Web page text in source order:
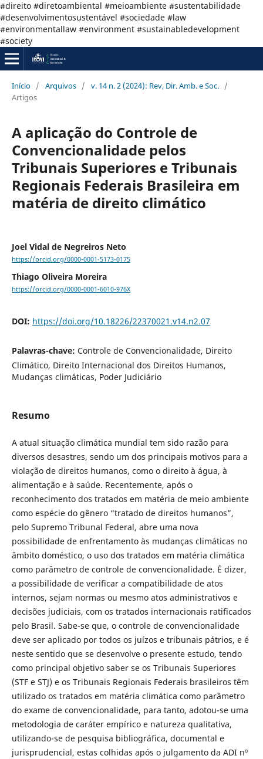
#direito #diretoambiental #meioambiente #sustentabilidade
#desenvolvimentosustentável #sociedade #law
#environmentallaw #environment #sustainabledevelopment
#society
Início / Arquivos / v. 14 n. 2 (2024): Rev, Dir. Amb. e Soc. /
Artigos
A aplicação do Controle de
Convencionalidade pelos
Tribunais Superiores e Tribunais
Regionais Federais Brasileira em
matéria de direito climático
Joel Vidal de Negreiros Neto
https://orcid.org/0000-0001-5173-0175
Thiago Oliveira Moreira
https://orcid.org/0000-0001-6010-976X
DOI: https://doi.org/10.18226/22370021.v14.n2.07
Palavras-chave: Controle de Convencionalidade, Direito
Climático, Direito Internacional dos Direitos Humanos,
Mudanças climáticas, Poder Judiciário
Resumo
A atual situação climática mundial tem sido razão para
diversos desastres, sendo um dos principais motivos para a
violação de direitos humanos, como o direito à água, à
alimentação e à saúde. Recentemente, após o
reconhecimento dos tratados em matéria de meio ambiente
como espécie do gênero “tratado de direitos humanos”,
pelo Supremo Tribunal Federal, abre uma nova
possibilidade de enfrentamento às mudanças climáticas no
âmbito doméstico, o uso dos tratados em matéria climática
como parâmetro de controle de convencionalidade. É dizer,
a possibilidade de verificar a compatibilidade de atos
internos, sejam normas ou mesmo atos administrativos e
decisões judiciais, com os tratados internacionais ratificados
pelo Brasil. Sabe-se que, o controle de convencionalidade
deve ser aplicado por todos os juízos e tribunais pátrios, e é
neste sentido que se desenvolve o presente estudo, tendo
como principal objetivo saber se os Tribunais Superiores
(STF e STJ) e os Tribunais Regionais Federais brasileiros têm
utilizado os tratados em matéria climática como parâmetro
do exame de convencionalidade, para tanto, adotou-se uma
metodologia de caráter empírico e natureza qualitativa,
utilizando-se de pesquisa bibliográfica, documental e
jurisprudencial, estas colhidas após o julgamento da ADI nº